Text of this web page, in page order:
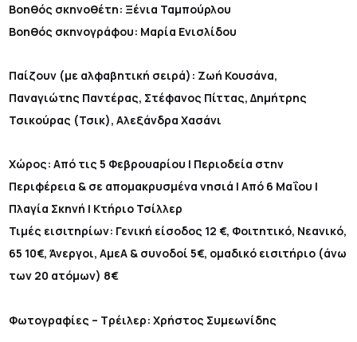
Βοηθός σκηνοθέτη: Ξένια Ταμπούρλου
Βοηθός σκηνογράφου: Μαρία Ενισλίδου
Παίζουν (με αλφαβητική σειρά): Ζωή Κουσάνα,
Παναγιώτης Παντέρας, Στέφανος Πίττας, Δημήτρης
Τσικούρας (Τσικ), Αλεξάνδρα Χασάνι
Χώρος: Από τις 5 Φεβρουαρίου | Περιοδεία στην
Περιφέρεια & σε απομακρυσμένα νησιά | Από 6 Μαΐου |
Πλαγία Σκηνή | Κτήριο Τσίλλερ
Τιμές εισιτηρίων: Γενική είσοδος 12 €, Φοιτητικό, Νεανικό,
65 10€, Άνεργοι, ΑμεΑ & συνοδοί 5€, ομαδικό εισιτήριο (άνω
των 20 ατόμων) 8€
Φωτογραφίες – Τρέιλερ: Χρήστος Συμεωνίδης